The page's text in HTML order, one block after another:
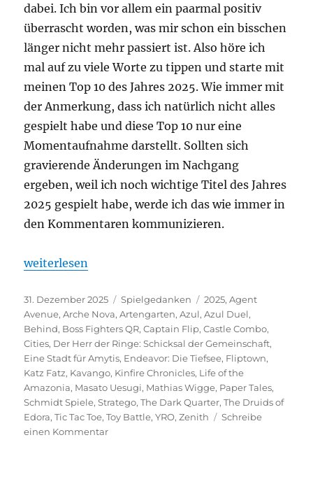
dabei. Ich bin vor allem ein paarmal positiv
überrascht worden, was mir schon ein bisschen
länger nicht mehr passiert ist. Also höre ich
mal auf zu viele Worte zu tippen und starte mit
meinen Top 10 des Jahres 2025. Wie immer mit
der Anmerkung, dass ich natürlich nicht alles
gespielt habe und diese Top 10 nur eine
Momentaufnahme darstellt. Sollten sich
gravierende Änderungen im Nachgang
ergeben, weil ich noch wichtige Titel des Jahres
2025 gespielt habe, werde ich das wie immer in
den Kommentaren kommunizieren.
„Spiele des Jahres 2025“
weiterlesen
Veröffentlicht
am
31. Dezember 2025 Kategorien
Spielgedanken Schlagwörter
2025,Agent
Avenue,Arche Nova,Artengarten,Azul,Azul Duel,
Behind, Boss Fighters QR,Captain Flip,Castle Combo,
Cities, Der Herr der Ringe: Schicksal der Gemeinschaft,
Eine Stadt für Amytis, Endeavor: Die Tiefsee, Fliptown,
Katz Fatz, Kavango, Kinfire Chronicles, Life of the
Amazonia, Masato Uesugi, Mathias Wigge, Paper Tales,
Schmidt Spiele,Stratego,The Dark Quarter,The Druids of
Edora,Tic Tac Toe,Toy Battle,YRO,Zenith
Schreibe
einen Kommentarzu